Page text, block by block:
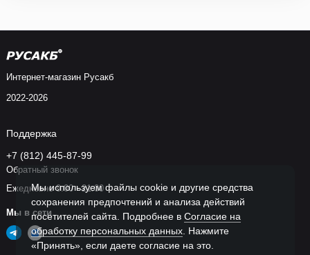
Мы используем файлы cookie и другие средства
сохранения предпочтений и анализа действий
посетителей сайта. Подробнее в Согласие на
обработку персональных данных . Нажмите
«Принять», если даете согласие на это.
Интернет-магазин Русакб
2022-2026
Поддержка
+7 (812) 445-87-99
Обратный звонок
Ежедневно 9:00 - 21:00
Мы в сети